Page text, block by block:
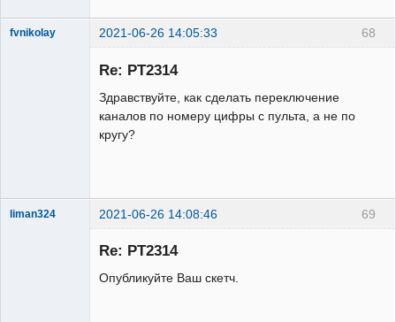
68
fvnikolay 2021-06-26 14:05:33
Re: PT2314
Здравствуйте, как сделать переключение
каналов по номеру цифры с пульта, а не по
кругу?
69
liman324 2021-06-26 14:08:46
Re: PT2314
Опубликуйте Ваш скетч.